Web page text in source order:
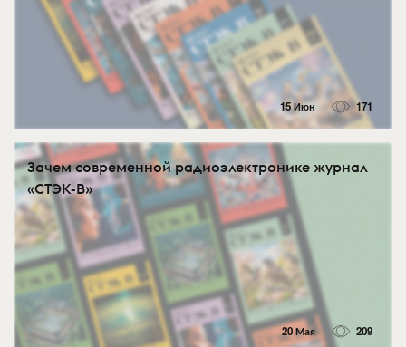
15 Июн 171
Зачем современной радиоэлектронике журнал
«СТЭК-В»
20 Мая 209